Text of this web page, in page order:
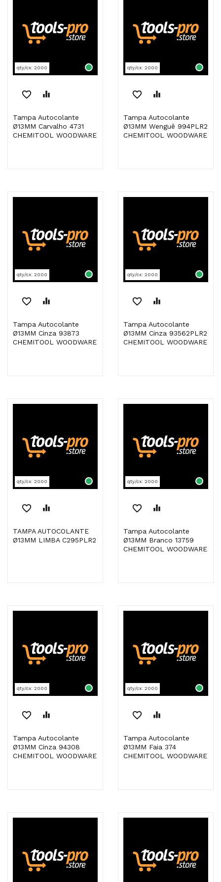
qty/cx: 2000
favorite_border equalizer
Tampa Autocolante
Ø13MM Carvalho 4731
CHEMITOOL WOODWARE
qty/cx: 2000
favorite_border equalizer
Tampa Autocolante
Ø13MM Wenguê 994PLR2
CHEMITOOL WOODWARE
qty/cx: 2000
favorite_border equalizer
Tampa Autocolante
Ø13MM Cinza 93873
CHEMITOOL WOODWARE
qty/cx: 2000
favorite_border equalizer
Tampa Autocolante
Ø13MM Cinza 93562PLR2
CHEMITOOL WOODWARE
qty/cx: 2000
favorite_border equalizer
TAMPA AUTOCOLANTE
Ø13MM LIMBA C295PLR2
qty/cx: 2000
favorite_border equalizer
Tampa Autocolante
Ø13MM Branco 13759
CHEMITOOL WOODWARE
qty/cx: 2000
favorite_border equalizer
Tampa Autocolante
Ø13MM Cinza 94308
CHEMITOOL WOODWARE
qty/cx: 2000
favorite_border equalizer
Tampa Autocolante
Ø13MM Faia 374
CHEMITOOL WOODWARE